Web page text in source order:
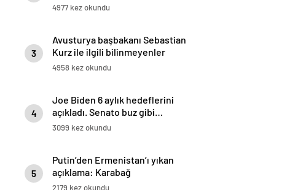
4977 kez okundu
3
Avusturya başbakanı Sebastian
Kurz ile ilgili bilinmeyenler
4958 kez okundu
4
Joe Biden 6 aylık hedeflerini
açıkladı. Senato buz gibi…
3099 kez okundu
5
Putin’den Ermenistan’ı yıkan
açıklama: Karabağ
Azerbaycan’ın ayrılmaz bir
2179 kez okundu